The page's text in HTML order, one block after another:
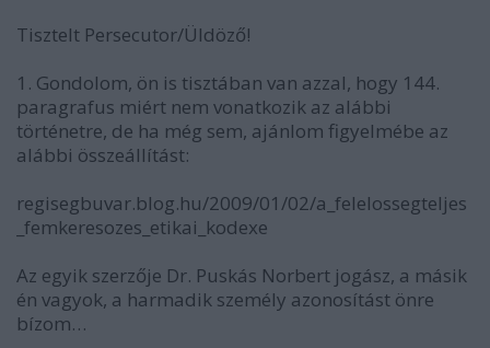
Tisztelt Persecutor/Üldöző!
1. Gondolom, ön is tisztában van azzal, hogy 144.
paragrafus miért nem vonatkozik az alábbi
történetre, de ha még sem, ajánlom figyelmébe az
alábbi összeállítást:
regisegbuvar.blog.hu/2009/01/02/a_felelossegteljes
_femkeresozes_etikai_kodexe
Az egyik szerzője Dr. Puskás Norbert jogász, a másik
én vagyok, a harmadik személy azonosítást önre
bízom…